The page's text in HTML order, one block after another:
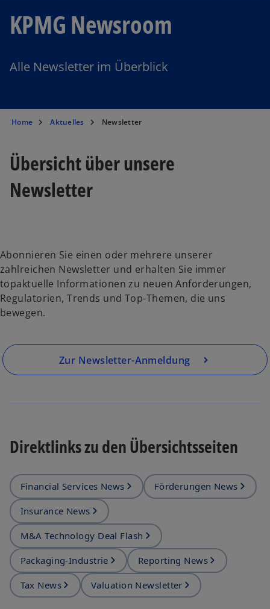
KPMG Newsroom
Alle Newsletter im Überblick
Home Aktuelles Newsletter
Übersicht über unsere
Newsletter
Abonnieren Sie einen oder mehrere unserer
zahlreichen Newsletter und erhalten Sie immer
topaktuelle Informationen zu neuen Anforderungen,
Regulatorien, Trends und Top-Themen, die uns
bewegen.
Zur Newsletter-Anmeldung
Direktlinks zu den Übersichtsseiten
Financial Services News Förderungen News
Insurance News
M&A Technology Deal Flash
Packaging-Industrie Reporting News
Tax News Valuation Newsletter